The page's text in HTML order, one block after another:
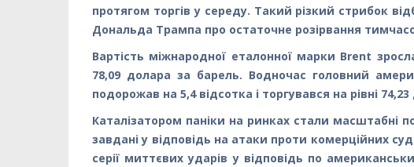
протягом торгів у середу. Такий різкий стрибок
Дональда Трампа про остаточне розірвання
Вартість міжнародної еталонної марки Brent
78,09 долара за барель. Водночас головний
подорожав на 5,4 відсотка і торгувався на рівні
Каталізатором паніки на ринках стали масштабні
завдані у відповідь на атаки проти комерційних
серії миттєвих ударів у відповідь по